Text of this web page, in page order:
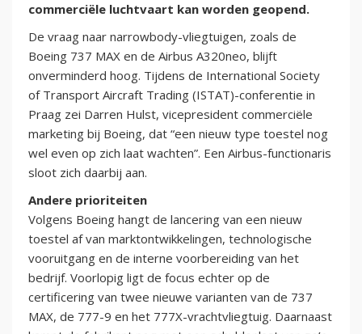
commerciële luchtvaart kan worden geopend.
De vraag naar narrowbody-vliegtuigen, zoals de
Boeing 737 MAX en de Airbus A320neo, blijft
onverminderd hoog. Tijdens de International Society
of Transport Aircraft Trading (ISTAT)-conferentie in
Praag zei Darren Hulst, vicepresident commerciële
marketing bij Boeing, dat “een nieuw type toestel nog
wel even op zich laat wachten”. Een Airbus-functionaris
sloot zich daarbij aan.
Andere prioriteiten
Volgens Boeing hangt de lancering van een nieuw
toestel af van marktontwikkelingen, technologische
vooruitgang en de interne voorbereiding van het
bedrijf. Voorlopig ligt de focus echter op de
certificering van twee nieuwe varianten van de 737
MAX, de 777-9 en het 777X-vrachtvliegtuig. Daarnaast